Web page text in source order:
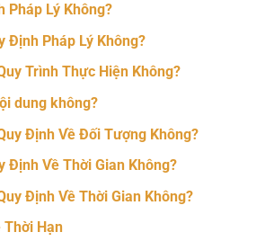
Pháp Lý Không?
Định Pháp Lý Không?
Trình Thực Hiện Không?
dung không?
Định Về Đối Tượng Không?
Định Về Thời Gian Không?
Định Về Thời Gian Không?
Thời Hạn